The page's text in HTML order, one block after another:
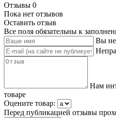
Отзывы 0
Пока нет отзывов
Оставить отзыв
Все поля обязательны к
Вы не
Нам
товаре
Оцените товар:
Перед публикацией отзывы